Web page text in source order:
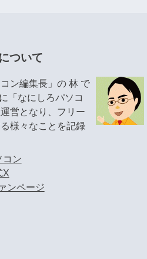
ついて
コン編集長」の 林 で
「なにしろパソコ
営となり、フリー
様々なことを記録
コン
X
ンページ